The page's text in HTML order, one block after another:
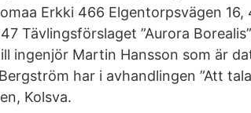
Erkki 466 Elgentorpsvägen 16,
Tävlingsförslaget ”Aurora
ingenjör Martin Hansson som är
har i avhandlingen ”Att
Kolsva.